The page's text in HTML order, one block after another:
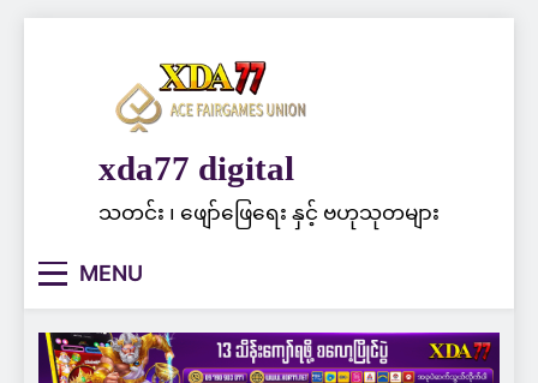
xda77 digital
သတင်း ၊ ဖျော်ဖြေရေး နှင့် ဗဟုသုတများ
MENU